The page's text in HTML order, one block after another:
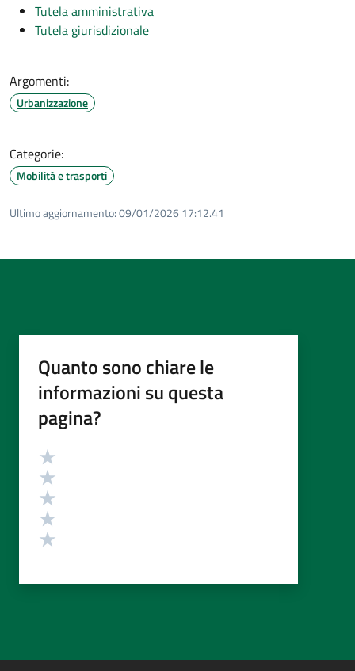
Tutela amministrativa
Tutela giurisdizionale
Argomenti:
Urbanizzazione
Categorie:
Mobilità e trasporti
Ultimo aggiornamento:09/01/2026 17:12.41
Quanto sono chiare le
informazioni su questa
pagina?
Valutazione